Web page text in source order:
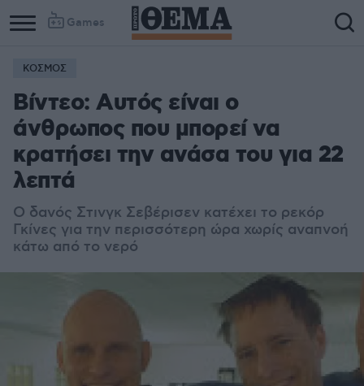
Games
ΚΟΣΜΟΣ
Βίντεο: Αυτός είναι ο
άνθρωπος που μπορεί να
κρατήσει την ανάσα του για 22
λεπτά
Ο δανός Στινγκ Σεβέρισεν κατέχει το ρεκόρ
Γκίνες για την περισσότερη ώρα χωρίς αναπνοή
κάτω από το νερό